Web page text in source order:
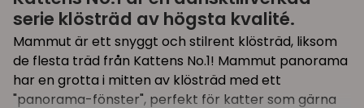
serie klösträd av högsta kvalité.
Mammut är ett snyggt och stilrent klösträd, liksom
de flesta träd från Kattens No.1! Mammut panorama
har en grotta i mitten av klösträd med ett
"panorama-fönster", perfekt för katter som gärna